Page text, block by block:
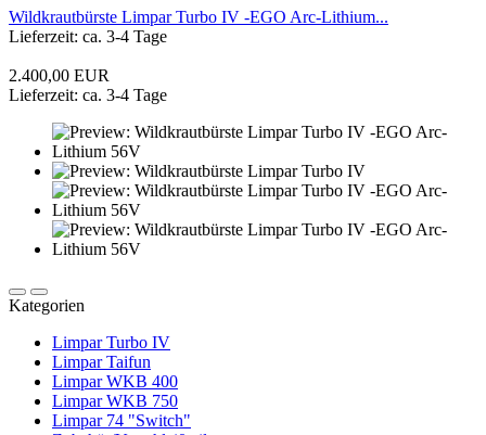
Wildkrautbürste Limpar Turbo IV -EGO Arc-Lithium...
Lieferzeit: ca. 3-4 Tage
2.400,00 EUR
Lieferzeit: ca. 3-4 Tage
Kategorien
Limpar Turbo IV
Limpar Taifun
Limpar WKB 400
Limpar WKB 750
Limpar 74 "Switch"